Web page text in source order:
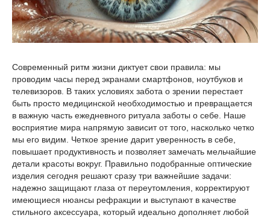
Современный ритм жизни диктует свои правила: мы
проводим часы перед экранами смартфонов, ноутбуков и
телевизоров. В таких условиях забота о зрении перестает
быть просто медицинской необходимостью и превращается
в важную часть ежедневного ритуала заботы о себе. Наше
восприятие мира напрямую зависит от того, насколько четко
мы его видим. Четкое зрение дарит уверенность в себе,
повышает продуктивность и позволяет замечать мельчайшие
детали красоты вокруг. Правильно подобранные оптические
изделия сегодня решают сразу три важнейшие задачи:
надежно защищают глаза от переутомления, корректируют
имеющиеся нюансы рефракции и выступают в качестве
стильного аксессуара, который идеально дополняет любой